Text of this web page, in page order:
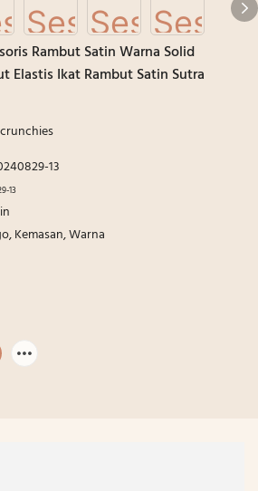
Rambut Satin Warna Solid
Elastis Ikat Rambut Satin Sutra
13
13
Kemasan, Warna